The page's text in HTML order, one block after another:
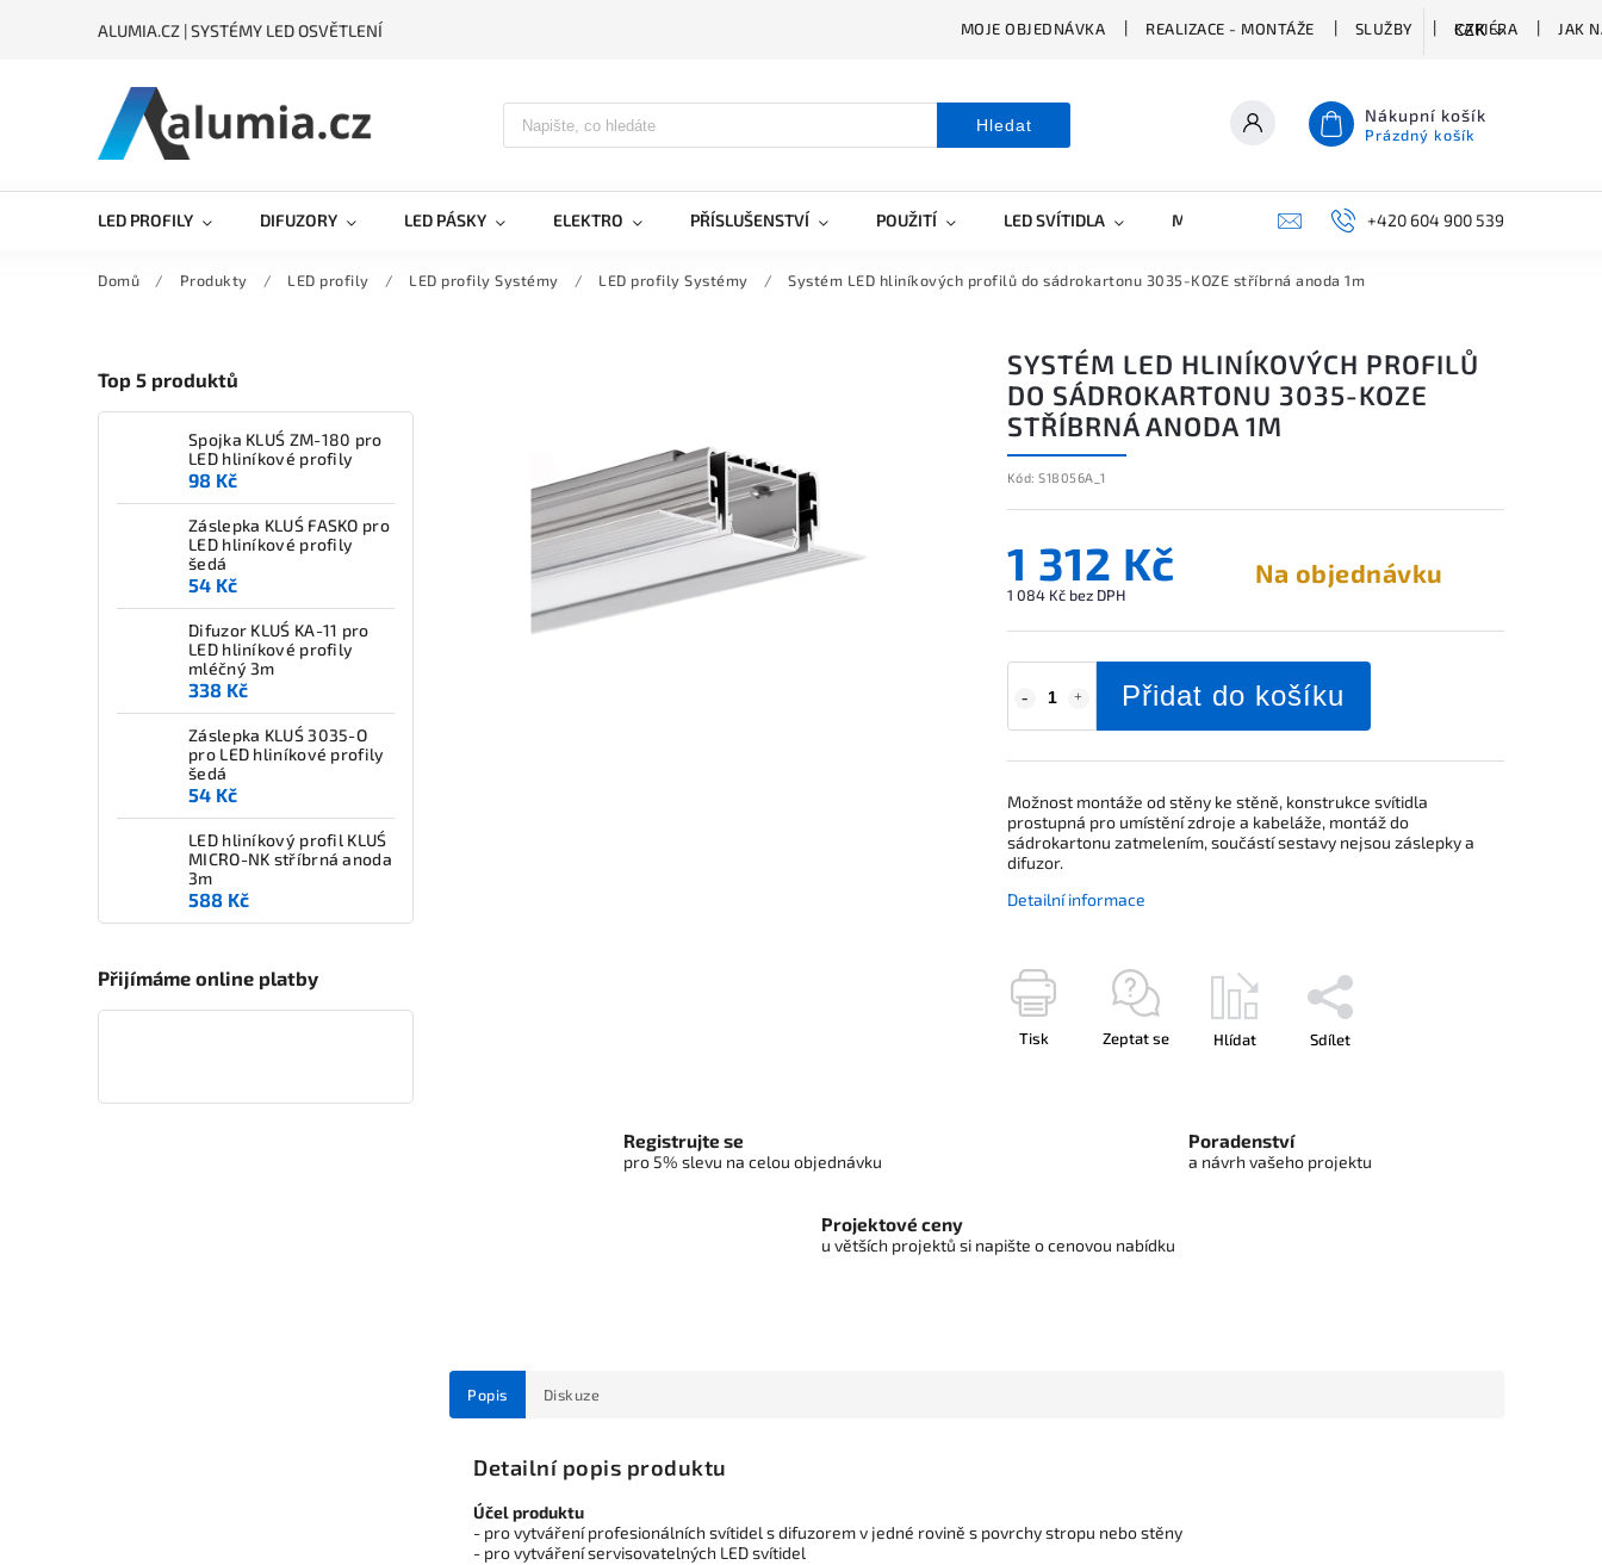
ALUMIA.CZ | SYSTÉMY LED OSVĚTLENÍ MOJE OBJEDNÁVKA REALIZACE - MONTÁŽE SLUŽBY KARIÉRA JAK
CZK
Hledat Nákupní košík
Prázdný košík
LED PROFILY DIFUZORY LED PÁSKY ELEKTRO PŘÍSLUŠENSTVÍ POUŽITÍ LED SVÍTIDLA MARKETING KONTAKTY+420 604 900 539
Domů / Produkty / LED profily / LED profily Systémy / LED profily Systémy / Systém LED hliníkových profilů do sádrokartonu 3035-KOZE stříbrná anoda 1m
Top 5 produktů
Spojka KLUŚ ZM-180 pro
LED hliníkové profily
98 Kč
Záslepka KLUŚ FASKO pro
LED hliníkové profily
šedá
54 Kč
Difuzor KLUŚ KA-11 pro
LED hliníkové profily
mléčný 3m
338 Kč
Záslepka KLUŚ 3035-O
pro LED hliníkové profily
šedá
54 Kč
LED hliníkový profil KLUŚ
MICRO-NK stříbrná anoda
3m
588 Kč
Přijímáme online platby
SYSTÉM LED HLINÍKOVÝCH PROFILŮ
DO SÁDROKARTONU 3035-KOZE
STŘÍBRNÁ ANODA 1M
Kód: S18056A_1
1 312 Kč
1 084 Kč bez DPH
Na objednávku
Přidat do košíku
Možnost montáže od stěny ke stěně, konstrukce svítidla
prostupná pro umístění zdroje a kabeláže, montáž do
sádrokartonu zatmelením, součástí sestavy nejsou záslepky a
difuzor.
Detailní informace
Tisk Zeptat se Hlídat Sdílet
Registrujte se
pro 5% slevu na celou objednávku
Poradenství
a návrh vašeho projektu
Projektové ceny
u větších projektů si napište o cenovou nabídku
Popis Diskuze
Detailní popis produktu
Účel produktu
- pro vytváření profesionálních svítidel s difuzorem v jedné rovině s povrchy stropu nebo stěny
- pro vytváření servisovatelných LED svítidel